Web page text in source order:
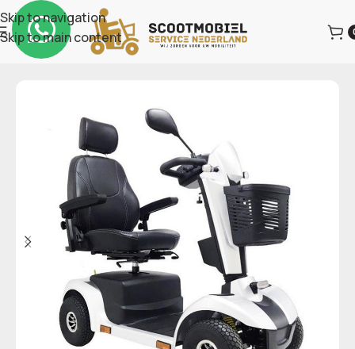
Skip to navigation
Skip to main content
Home Scootmobielen